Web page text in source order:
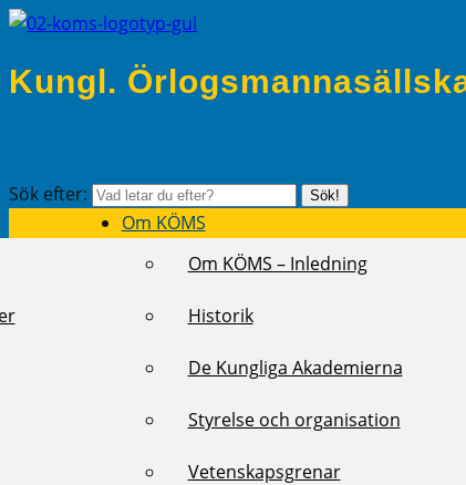
Kungl.
Sök efter: Sök!
Om KÖMS
Om KÖMS – Inledning
Historik
De Kungliga Akademierna
Styrelse och organisation
Vetenskapsgrenar